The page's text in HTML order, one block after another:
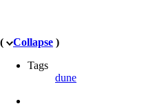
( Collapse )
Tags
dune